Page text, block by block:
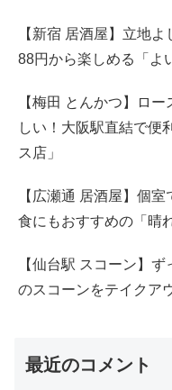
【新宿 居酒屋】立地
88円から楽しめる「よ
【梅田 とんかつ】ロ
しい！大阪駅直結で便
ス店」
【広瀬通 居酒屋】個
食にもおすすめの「晴
【仙台駅 スコーン】
のスコーンをテイクア
最近のコメント